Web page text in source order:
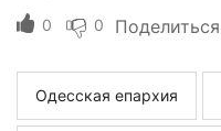
0 0 Поделиться
Одесская епархия